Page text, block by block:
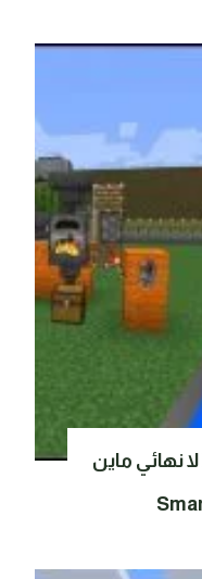
طريقة الحصول على XP لا نهائي ماين